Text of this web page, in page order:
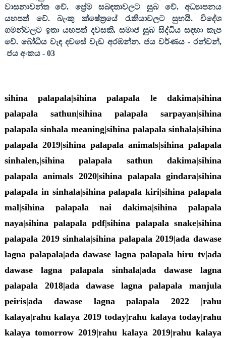
වාසනාවන්ත වේ. ප්‍රේම සබඳතාවලට සුබ වේ. අධ්‍යාපනය
යහපත් වේ. බැංකු ක්ෂේත්‍රයේ රැකියාවලට සුභයි. විදේශ
ගමන්වලට ඉතා යහපත් දවසකි. සමාජ සුබ සිද්ධිය සඳහා කැප
වේ. බෝධිය වැඳ දවසේ වැඩ අරඹන්න.ජය වර්ණය-රන්වන්,
ජය අංකය - 03
sihina palapala|sihina palapala le dakima|sihina
palapala sathun|sihina palapala sarpayan|sihina
palapala sinhala meaning|sihina palapala sinhala|sihina
palapala 2019|sihina palapala animals|sihina palapala
sinhalen,|sihina palapala sathun dakima|sihina
palapala animals 2020|sihina palapala gindara|sihina
palapala in sinhala|sihina palapala kiri|sihina palapala
mal|sihina palapala nai dakima|sihina palapala
naya|sihina palapala pdf|sihina palapala snake|sihina
palapala 2019 sinhala|sihina palapala 2019|ada dawase
lagna palapala|ada dawase lagna palapala hiru tv|ada
dawase lagna palapala sinhala|ada dawase lagna
palapala 2018|ada dawase lagna palapala manjula
peiris|ada dawase lagna palapala 2022 |rahu
kalaya|rahu kalaya 2019 today|rahu kalaya today|rahu
kalaya tomorrow 2019|rahu kalaya 2019|rahu kalaya